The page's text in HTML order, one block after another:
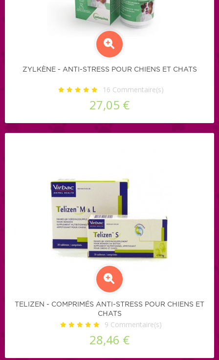
ZYLKÈNE - ANTI-STRESS POUR CHIENS ET CHATS
16 Commentaire(s)
27,05 €
TELIZEN - COMPRIMÉS ANTI-STRESS POUR CHIENS ET
CHATS
9 Commentaire(s)
28,46 €